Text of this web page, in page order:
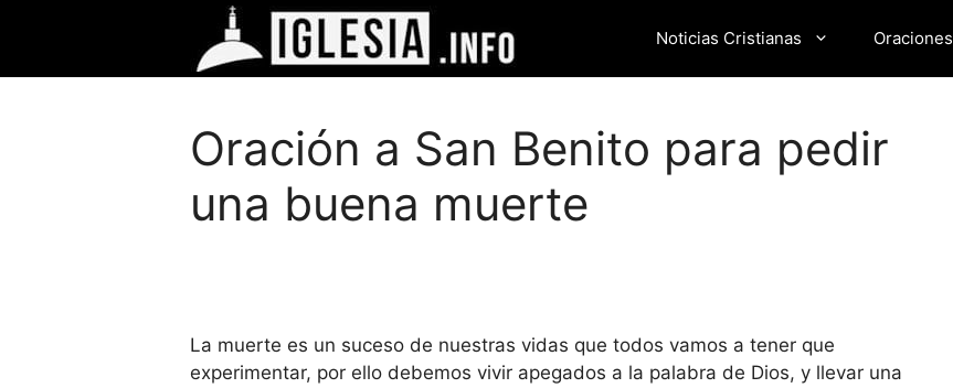
Noticias Cristianas Oraciones
Oración a San Benito para pedir
una buena muerte
La muerte es un suceso de nuestras vidas que todos vamos a tener que
experimentar, por ello debemos vivir apegados a la palabra de Dios, y llevar una